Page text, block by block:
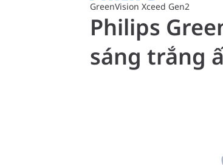
GreenVision Xceed Gen2
Philips
sáng trắng